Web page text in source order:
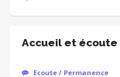
Accueil et
Ecoute / Permanence